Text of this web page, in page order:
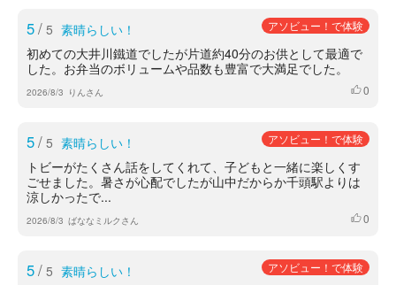
5/ 5 素晴らしい！ アソビュー！で体験
初めての大井川鐵道でしたが片道約40分のお供として最適で
した。お弁当のボリュームや品数も豊富で大満足でした。
2026/8/3 りんさん いいね
0
5/ 5 素晴らしい！ アソビュー！で体験
トビーがたくさん話をしてくれて、子どもと一緒に楽しくす
ごせました。暑さが心配でしたが山中だからか千頭駅よりは
涼しかったで...
2026/8/3 ばななミルクさん いいね
0
5/ 5 素晴らしい！ アソビュー！で体験